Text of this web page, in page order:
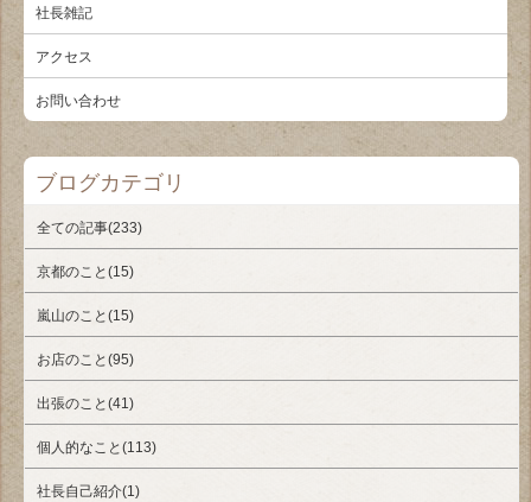
社長雑記
アクセス
お問い合わせ
ブログカテゴリ
全ての記事(233)
京都のこと(15)
嵐山のこと(15)
お店のこと(95)
出張のこと(41)
個人的なこと(113)
社長自己紹介(1)